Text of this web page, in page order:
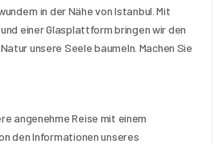
in der Nähe von Istanbul. Mit
einer Glasplattform bringen wir den
unsere Seele baumeln. Machen Sie
angenehme Reise mit einem
den Informationen unseres